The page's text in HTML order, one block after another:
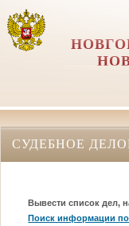
СУДЕБНОЕ
Вывести список дел,
Поиск информации